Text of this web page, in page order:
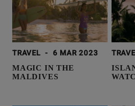
TRAVEL - 6 MAR 2023
MAGIC IN THE
MALDIVES